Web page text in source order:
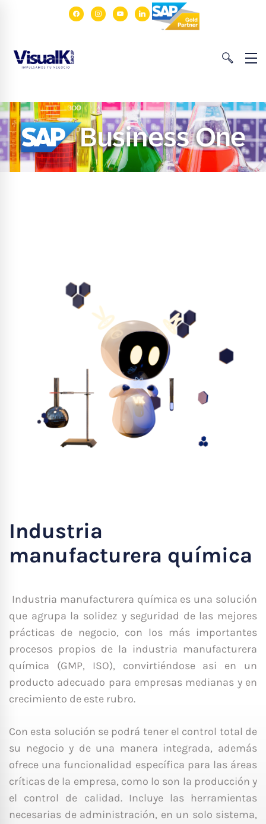
Industria
manufacturera química
Industria manufacturera química es una solución
que agrupa la solidez y seguridad de las mejores
prácticas de negocio, con los más importantes
procesos propios de la industria manufacturera
química (GMP, ISO), convirtiéndose asi en un
producto adecuado para empresas medianas y en
crecimiento de este rubro.
Con esta solución se podrá tener el control total de
su negocio y de una manera integrada, además
ofrece una funcionalidad específica para las áreas
críticas de la empresa, como lo son la producción y
el control de calidad. Incluye las herramientas
necesarias de administración, en un solo sistema,